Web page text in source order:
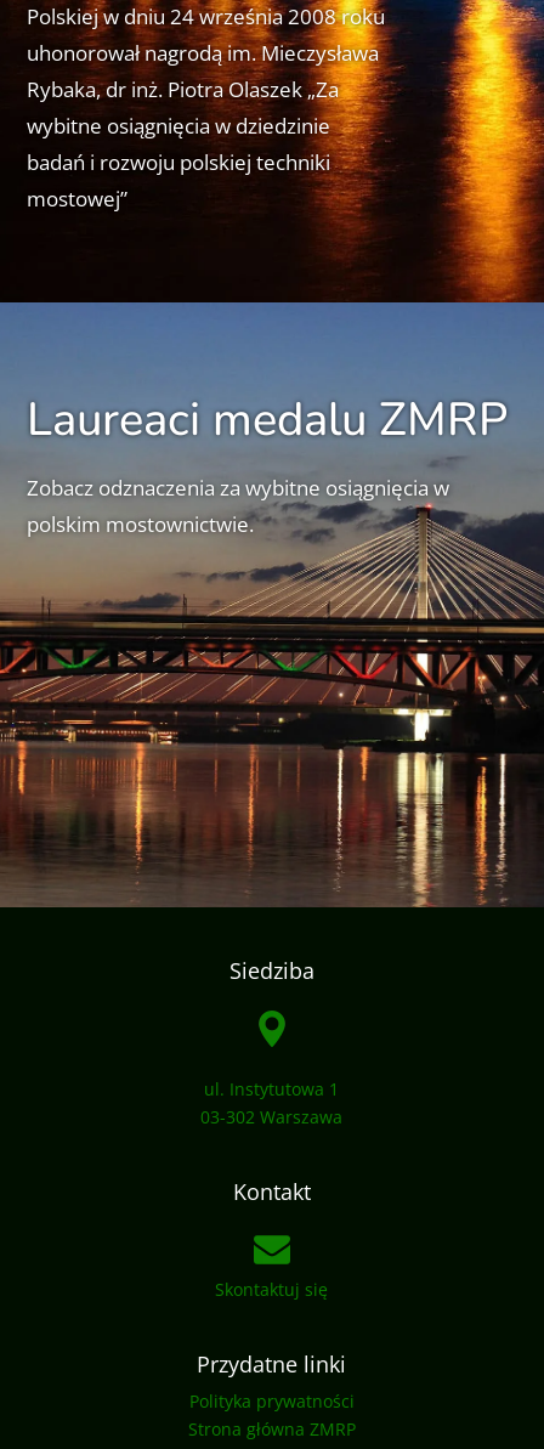
Polskiej w dniu 24 września 2008 roku
uhonorował nagrodą im. Mieczysława
Rybaka, dr inż. Piotra Olaszek „Za
wybitne osiągnięcia w dziedzinie
badań i rozwoju polskiej techniki
mostowej”
Laureaci medalu ZMRP
Zobacz odznaczenia za wybitne osiągnięcia w
polskim mostownictwie.
Siedziba
ul. Instytutowa 1
03-302 Warszawa
Kontakt
Skontaktuj się
Przydatne linki
Polityka prywatności
Strona główna ZMRP